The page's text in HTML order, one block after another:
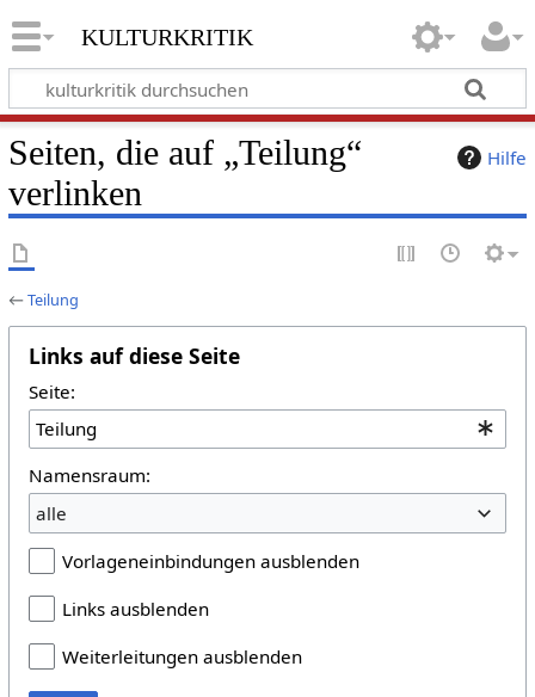
kulturkritik
Hilfe
Seiten, die auf „Teilung“
verlinken
←Teilung
Links auf diese Seite
Seite:
Namensraum:
alle
Vorlageneinbindungen ausblenden
Links ausblenden
Weiterleitungen ausblenden